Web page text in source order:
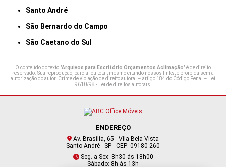
Santo André
São Bernardo do Campo
São Caetano do Sul
O conteúdo do texto "Arquivos para Escritório Orçamentos Aclimação" é de direito
reservado. Sua reprodução, parcial ou total, mesmo citando nossos links, é proibida sem a
autorização do autor. Crime de violação de direito autoral – artigo 184 do Código Penal – Lei
9610/98 - Lei de direitos autorais.
ENDEREÇO
Av. Brasília, 65 - Vila Bela Vista
Santo André - SP - CEP: 09180-260
Seg. a Sex: 8h30 ás 18h00
Sábado: 8h ás 13h